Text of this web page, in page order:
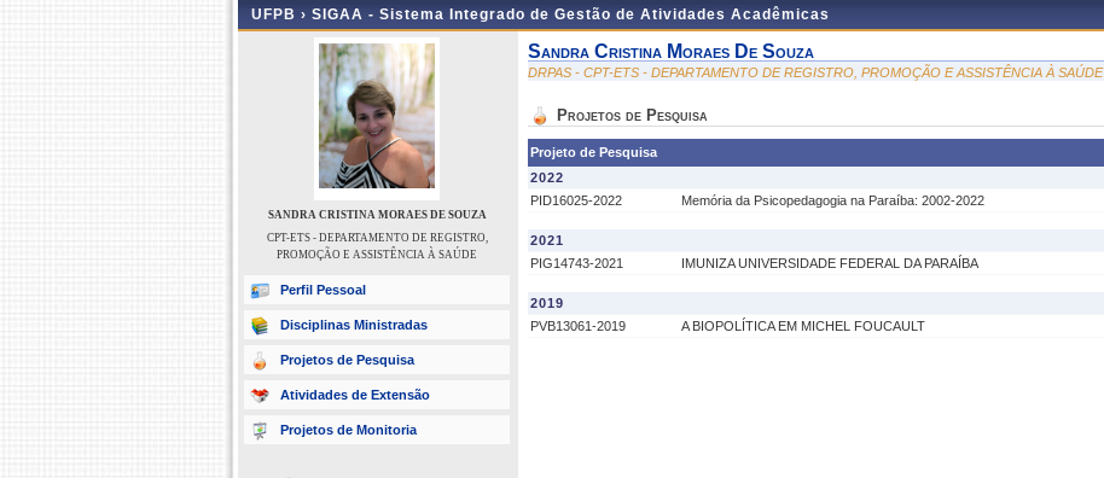
UFPB › SIGAA - Sistema Integrado de Gestão de Atividades Acadêmicas
SANDRA CRISTINA MORAES DE SOUZA
CPT-ETS - DEPARTAMENTO DE REGISTRO,
PROMOÇÃO E ASSISTÊNCIA À SAÚDE
Perfil Pessoal
Disciplinas Ministradas
Projetos de Pesquisa
Atividades de Extensão
Projetos de Monitoria
Sandra Cristina Moraes De Souza
DRPAS - CPT-ETS - DEPARTAMENTO DE REGISTRO, PROMOÇÃO E ASSISTÊNCIA À SAÚDE
Projetos de Pesquisa
Projeto de Pesquisa
2022
PID16025-2022
Memória da Psicopedagogia na Paraíba: 2002-2022
2021
PIG14743-2021
IMUNIZA UNIVERSIDADE FEDERAL DA PARAÍBA
2019
PVB13061-2019
A BIOPOLÍTICA EM MICHEL FOUCAULT